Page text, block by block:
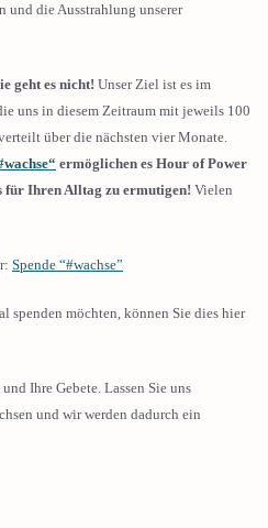
und die Ausstrahlung unserer
geht es nicht! Unser Ziel ist es im
uns in diesem Zeitraum mit jeweils 100
über die nächsten vier Monate.
ermöglichen es Hour of Power
für Ihren Alltag zu ermutigen! Vielen
Spende “#wachse”
spenden möchten, können Sie dies hier
Ihre Gebete. Lassen Sie uns
und wir werden dadurch ein